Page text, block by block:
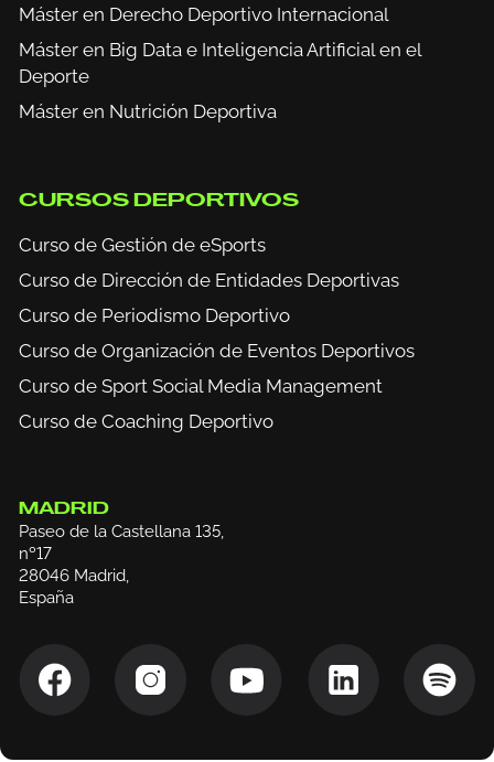
Máster en Derecho Deportivo Internacional
Máster en Big Data e Inteligencia Artificial en el
Deporte
Máster en Nutrición Deportiva
CURSOS DEPORTIVOS
Curso de Gestión de eSports
Curso de Dirección de Entidades Deportivas
Curso de Periodismo Deportivo
Curso de Organización de Eventos Deportivos
Curso de Sport Social Media Management
Curso de Coaching Deportivo
MADRID
Paseo de la Castellana 135,
nº17
28046 Madrid,
España